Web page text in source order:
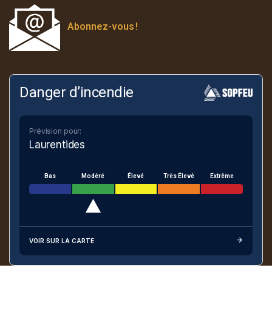
Abonnez-vous !
Danger d’incendie
Prévision pour:
Laurentides
Bas Modéré Élevé Très Élevé Extrême
VOIR SUR LA CARTE